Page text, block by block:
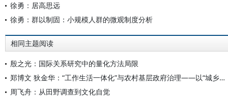
徐勇：居高思远
徐勇：群以制固：小规模人群的微观制度分析
相同主题阅读
殷之光：国际关系研究中的量化方法局限
郑博文 狄金华：“工作生活一体化”与农村基层政府治理——以“城乡两栖干部”为例
周飞舟：从田野调查到文化自觉